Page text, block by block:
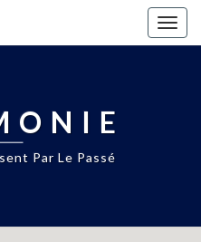
Par Le Passé